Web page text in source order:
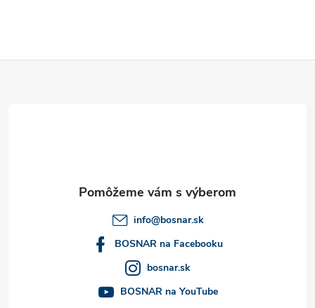
info@bosnar.sk
BOSNAR na Facebooku
bosnar.sk
BOSNAR na YouTube